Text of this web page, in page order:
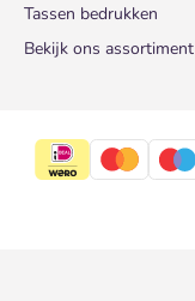
Tassen bedrukken
Bekijk ons assortiment